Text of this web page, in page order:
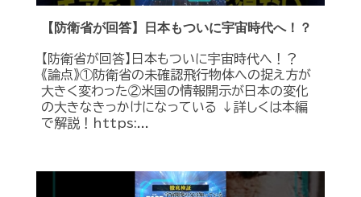
【防衛省が回答】日本もついに宇宙時代へ！？
【防衛省が回答】日本もついに宇宙時代へ！？
《論点》①防衛省の未確認飛行物体への捉え方が
大きく変わった②米国の情報開示が日本の変化
の大きなきっかけになっている ↓詳しくは本編
で解説！https:...